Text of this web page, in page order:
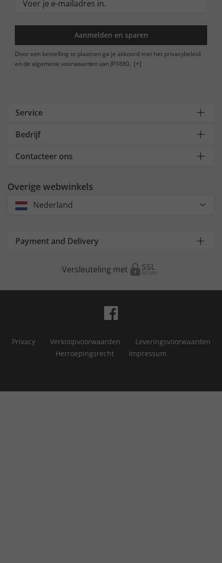
Aanmelden en sparen
Door een bestelling te plaatsen ga je akkoord met het privacybeleid
en de algemene voorwaarden van JP1880. [+]
Service
Bedrijf
Contacteer ons
Overige webwinkels
Nederland
Payment and Delivery
Versleuteling met
Privacy Verkoopvoorwaarden
Leveringsvoorwaarden
Herroepingsrecht
Impressum